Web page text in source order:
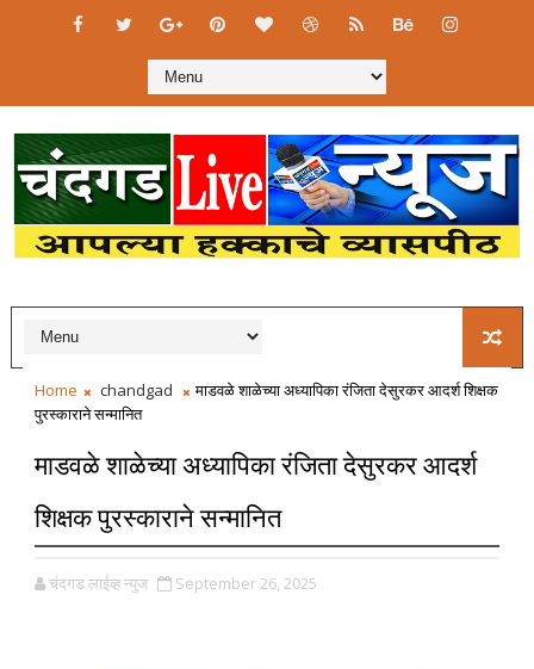
Home chandgad
माडवळे शाळेच्या अध्यापिका रंजिता देसुरकर आदर्श शिक्षक
पुरस्काराने सन्मानित
माडवळे शाळेच्या अध्यापिका रंजिता देसुरकर आदर्श
शिक्षक पुरस्काराने सन्मानित
चंदगड लाईव्ह न्युज September 26, 2025